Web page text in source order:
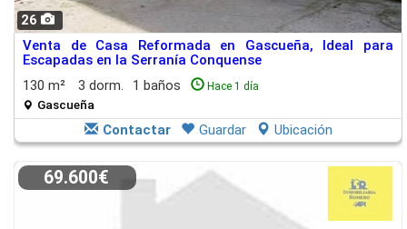
26
Venta de Casa Reformada en Gascueña, Ideal para
Escapadas en la Serranía Conquense
130 m²
3 dorm. 1 baños Hace 1 día
Gascueña
Contactar Guardar Ubicación
69.600€